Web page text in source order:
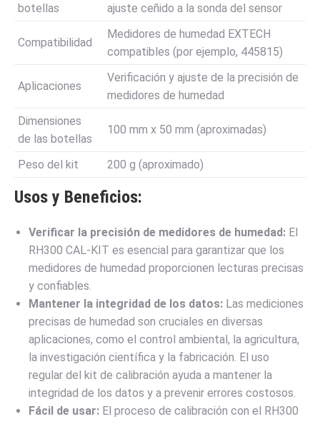
botellas
ajuste ceñido a la sonda del sensor
Compatibilidad
Medidores de humedad EXTECH
compatibles (por ejemplo, 445815)
Aplicaciones
Verificación y ajuste de la precisión de
medidores de humedad
Dimensiones
de las botellas
100 mm x 50 mm (aproximadas)
Peso del kit 200 g (aproximado)
Usos y Beneficios:
Verificar la precisión de medidores de humedad: El
RH300 CAL-KIT es esencial para garantizar que los
medidores de humedad proporcionen lecturas precisas
y confiables.
Mantener la integridad de los datos: Las mediciones
precisas de humedad son cruciales en diversas
aplicaciones, como el control ambiental, la agricultura,
la investigación científica y la fabricación. El uso
regular del kit de calibración ayuda a mantener la
integridad de los datos y a prevenir errores costosos.
Fácil de usar: El proceso de calibración con el RH300